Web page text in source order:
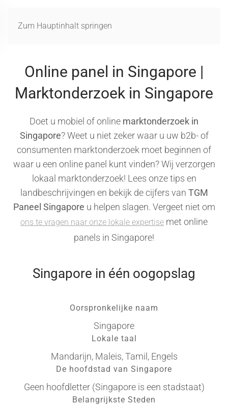
Zum Hauptinhalt springen
Online panel in Singapore |
Marktonderzoek in Singapore
Doet u mobiel of online marktonderzoek in
Singapore? Weet u niet zeker waar u uw b2b- of
consumenten marktonderzoek moet beginnen of
waar u een online panel kunt vinden? Wij verzorgen
lokaal marktonderzoek! Lees onze tips en
landbeschrijvingen en bekijk de cijfers van TGM
Paneel Singapore u helpen slagen. Vergeet niet om
ons te vragen naar onze lokale expertise met online
panels in Singapore!
Singapore in één oogopslag
Oorspronkelijke naam
Singapore
Lokale taal
Mandarijn, Maleis, Tamil, Engels
De hoofdstad van Singapore
Geen hoofdletter (Singapore is een stadstaat)
Belangrijkste Steden